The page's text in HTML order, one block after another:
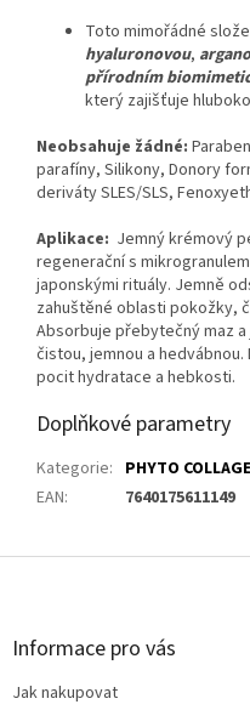
Toto mimořádné
hyaluronovou,
přírodním
který zajišťuje
Neobsahuje žádné:
parafíny, Silikony, Donory
deriváty SLES/SLS,
Aplikace: Jemný krémový
regenerační s
japonskými rituály. Jemně
zahuštěné oblasti pokožky,
Absorbuje přebytečný maz
čistou, jemnou a
pocit hydratace a hebkosti.
Doplňkové parametry
Kategorie: PHYTO
EAN: 7640175611149
Z
Informace pro vás
Jak nakupovat